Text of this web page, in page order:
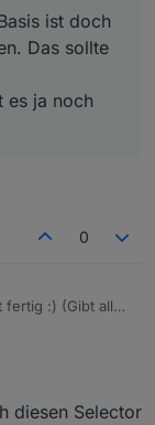
ist doch
Das sollte
es ja noch
0
fertig :) (Gibt alle
diesen Selector